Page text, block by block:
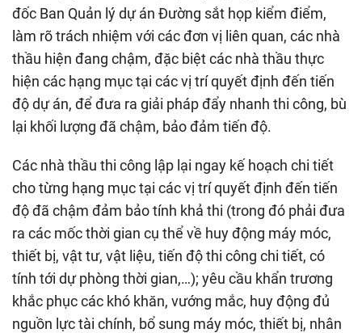
đốc Ban Quản lý dự án Đường sắt họp kiểm điểm,
làm rõ trách nhiệm với các đơn vị liên quan, các nhà
thầu hiện đang chậm, đặc biệt các nhà thầu thực
hiện các hạng mục tại các vị trí quyết định đến tiến
độ dự án, để đưa ra giải pháp đẩy nhanh thi công, bù
lại khối lượng đã chậm, bảo đảm tiến độ.
Các nhà thầu thi công lập lại ngay kế hoạch chi tiết
cho từng hạng mục tại các vị trí quyết định đến tiến
độ đã chậm đảm bảo tính khả thi (trong đó phải đưa
ra các mốc thời gian cụ thể về huy động máy móc,
thiết bị, vật tư, vật liệu, tiến độ thi công chi tiết, có
tính tới dự phòng thời gian,…); yêu cầu khẩn trương
khắc phục các khó khăn, vướng mắc, huy động đủ
nguồn lực tài chính, bổ sung máy móc, thiết bị, nhân